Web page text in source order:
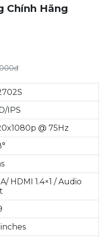
Chính Hãng
IPS
@ 75Hz
HDMI 1.4×1 / Audio